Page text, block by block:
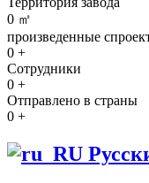
0 ㎡
произведенные
0 +
Сотрудники
0 +
Отправлено в страны
0 +